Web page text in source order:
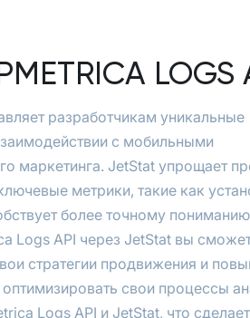
LOGS
разработчикам уникальные
с мобильными
маркетинга. JetStat упрощает
метрики, такие как
более точному пониманию
Logs API через JetStat вы
стратегии продвижения и
свои процессы
Logs API и JetStat, что